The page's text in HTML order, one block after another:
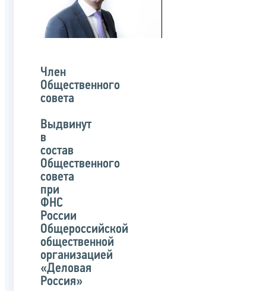
Член
Общественного
совета
Выдвинут
в
состав
Общественного
совета
при
ФНС
России
Общероссийской
общественной
организацией
«Деловая
Россия»